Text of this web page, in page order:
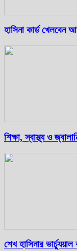
হাসিনা কার্ড খেলবেন
শিক্ষা, স্বাস্থ্য ও
শেখ হাসিনার